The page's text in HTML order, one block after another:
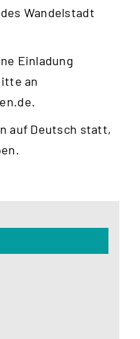
Wandelstadt
Einladung
an
.
auf Deutsch statt,